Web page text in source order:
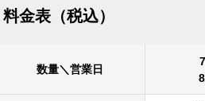
料金表（税込）
数量＼営業日